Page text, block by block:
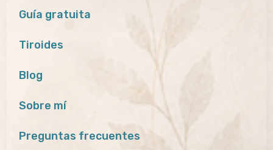
Guía gratuita
Tiroides
Blog
Sobre mí
Preguntas frecuentes